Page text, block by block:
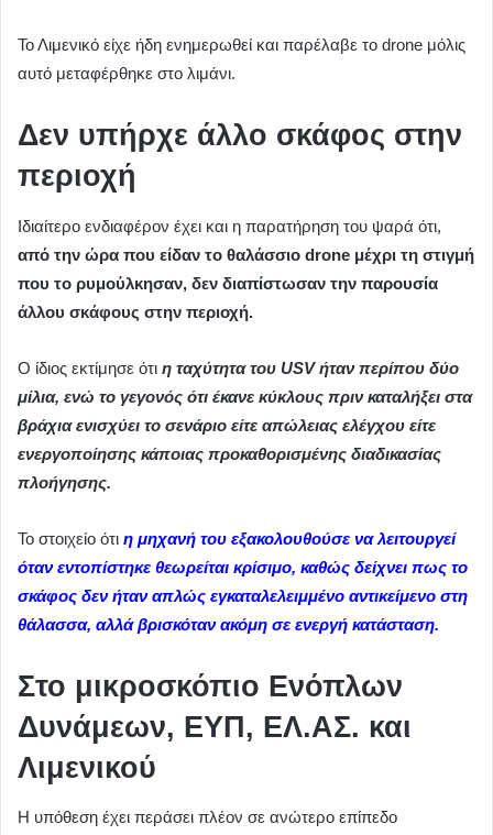
Το Λιμενικό είχε ήδη ενημερωθεί και παρέλαβε το drone μόλις
αυτό μεταφέρθηκε στο λιμάνι.
Δεν υπήρχε άλλο σκάφος στην
περιοχή
Ιδιαίτερο ενδιαφέρον έχει και η παρατήρηση του ψαρά ότι,
από την ώρα που είδαν το θαλάσσιο drone μέχρι τη στιγμή
που το ρυμούλκησαν, δεν διαπίστωσαν την παρουσία
άλλου σκάφους στην περιοχή.
Ο ίδιος εκτίμησε ότι η ταχύτητα του USV ήταν περίπου δύο
μίλια, ενώ το γεγονός ότι έκανε κύκλους πριν καταλήξει στα
βράχια ενισχύει το σενάριο είτε απώλειας ελέγχου είτε
ενεργοποίησης κάποιας προκαθορισμένης διαδικασίας
πλοήγησης.
Το στοιχείο ότι η μηχανή του εξακολουθούσε να λειτουργεί
όταν εντοπίστηκε θεωρείται κρίσιμο, καθώς δείχνει πως το
σκάφος δεν ήταν απλώς εγκαταλελειμμένο αντικείμενο στη
θάλασσα, αλλά βρισκόταν ακόμη σε ενεργή κατάσταση.
Στο μικροσκόπιο Ενόπλων
Δυνάμεων, ΕΥΠ, ΕΛ.ΑΣ. και
Λιμενικού
Η υπόθεση έχει περάσει πλέον σε ανώτερο επίπεδο